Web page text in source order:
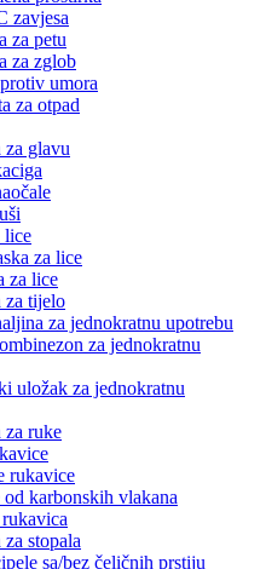
zavjesa
za petu
za zglob
umora
za otpad
za glavu
lice
​​za lice
​​za lice
za tijelo
za jednokratnu upotrebu
za jednokratnu
uložak za jednokratnu
za ruke
rukavice
karbonskih vlakana
stopala
sa/bez čeličnih prstiju